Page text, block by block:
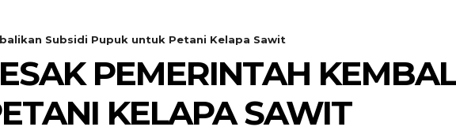
Subsidi Pupuk untuk Petani Kelapa Sawit
PEMERINTAH
KELAPA SAWIT